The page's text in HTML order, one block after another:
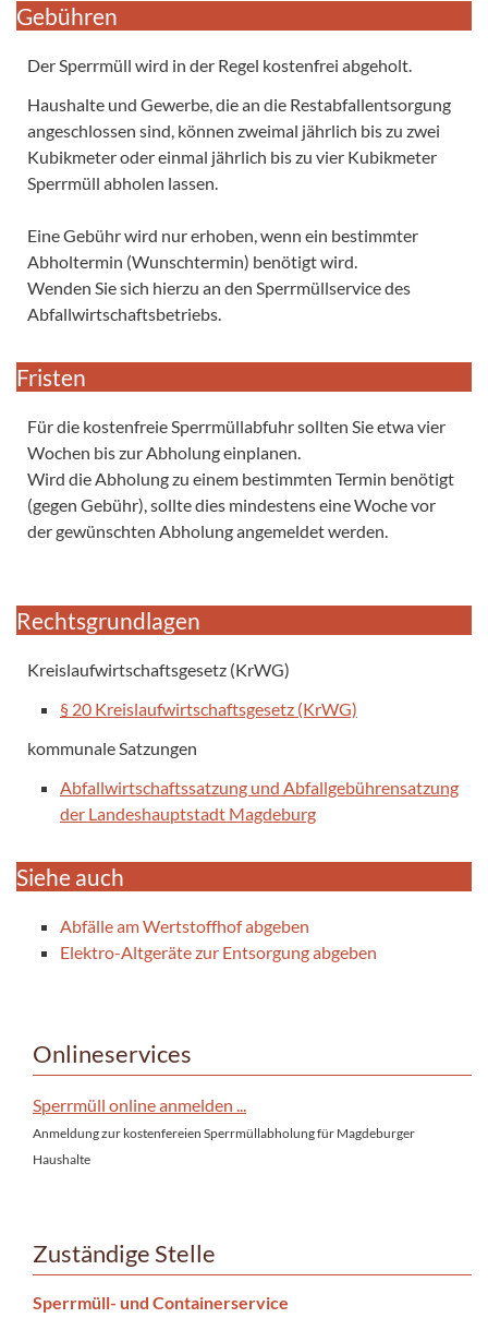
Gebühren
Der Sperrmüll wird in der Regel kostenfrei abgeholt.
Haushalte und Gewerbe, die an die Restabfallentsorgung
angeschlossen sind, können zweimal jährlich bis zu zwei
Kubikmeter oder einmal jährlich bis zu vier Kubikmeter
Sperrmüll abholen lassen.
Eine Gebühr wird nur erhoben, wenn ein bestimmter
Abholtermin (Wunschtermin) benötigt wird.
Wenden Sie sich hierzu an den Sperrmüllservice des
Abfallwirtschaftsbetriebs.
Fristen
Für die kostenfreie Sperrmüllabfuhr sollten Sie etwa vier
Wochen bis zur Abholung einplanen.
Wird die Abholung zu einem bestimmten Termin benötigt
(gegen Gebühr), sollte dies mindestens eine Woche vor
der gewünschten Abholung angemeldet werden.
Rechtsgrundlagen
Kreislaufwirtschaftsgesetz (KrWG)
§ 20 Kreislaufwirtschaftsgesetz (KrWG)
kommunale Satzungen
Abfallwirtschaftssatzung und Abfallgebührensatzung
der Landeshauptstadt Magdeburg
Siehe auch
Abfälle am Wertstoffhof abgeben
Elektro-Altgeräte zur Entsorgung abgeben
Onlineservices
Sperrmüll online anmelden ...
Anmeldung zur kostenfereien Sperrmüllabholung für Magdeburger
Haushalte
Zuständige Stelle
Sperrmüll- und Containerservice